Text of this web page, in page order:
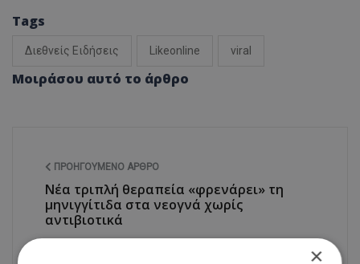
Tags
Διεθνείς Ειδήσεις Likeonline viral
Μοιράσου αυτό το άρθρο
ΠΡΟΗΓΟΎΜΕΝΟ ΆΡΘΡΟ
Νέα τριπλή θεραπεία «φρενάρει» τη
μηνιγγίτιδα στα νεογνά χωρίς
αντιβιοτικά
×